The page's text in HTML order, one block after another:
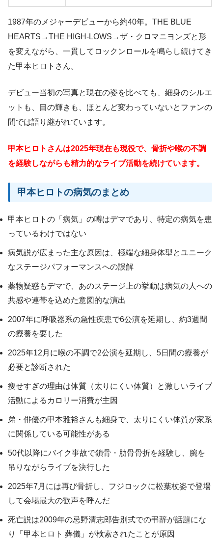
1987年のメジャーデビューから約40年。THE BLUE
HEARTS→THE HIGH-LOWS→ザ・クロマニヨンズと形
を変えながら、一貫してロックンロールを鳴らし続けてき
た甲本ヒロトさん。
デビュー当初の写真と現在の姿を比べても、細身のシルエ
ットも、目の輝きも、ほとんど変わっていないとファンの
間では語り継がれています。
甲本ヒロトさんは2025年現在も現役で、骨折や喉の不調
を経験しながらも精力的なライブ活動を続けています。
甲本ヒロトの病気のまとめ
甲本ヒロトの「病気」の噂はデマであり、特定の病気を患
っているわけではない
病気説が広まった主な原因は、極端な細身体型とユニーク
なステージパフォーマンスへの誤解
薬物疑惑もデマで、あのステージ上の挙動は病気の人への
共感や連帯を込めた意図的な演出
2007年に呼吸器系の急性疾患で6公演を延期し、約3週間
の療養を要した
2025年12月に喉の不調で2公演を延期し、5日間の療養が
必要と診断された
痩せすぎの理由は体質（太りにくい体質）と激しいライブ
活動によるカロリー消費が主因
弟・俳優の甲本雅裕さんも細身で、太りにくい体質が家系
に関係している可能性がある
50代以降にバイク事故で鎖骨・肋骨骨折を経験し、腕を
吊りながらライブを決行した
2025年7月には再び骨折し、フジロックに松葉杖姿で登場
して会場最大の歓声を呼んだ
死亡説は2009年の忌野清志郎告別式での弔辞が話題にな
り「甲本ヒロト 葬儀」が検索されたことが原因